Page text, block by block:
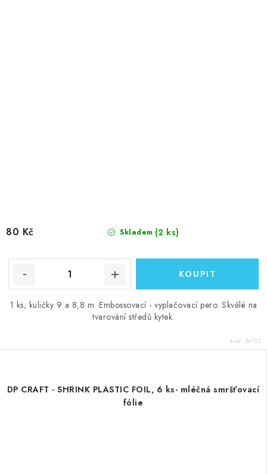
Skladem (2 ks)
80 Kč
1 ks; kuličky 9 a 8,8 m. Embossovací - vyplačovací pero. Skvělé na
tvarování středů kytek.
Kód: 89152
DP CRAFT - SHRINK PLASTIC FOIL, 6 ks- mléčná smršťovací
fólie